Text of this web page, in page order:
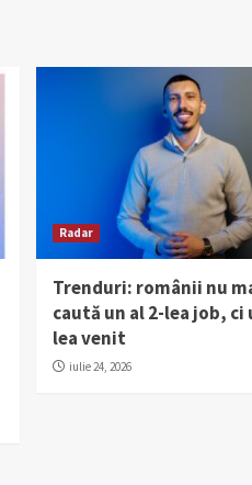
Radar
Trenduri: românii nu
caută un al 2-lea job, ci
lea venit
iulie 24, 2026